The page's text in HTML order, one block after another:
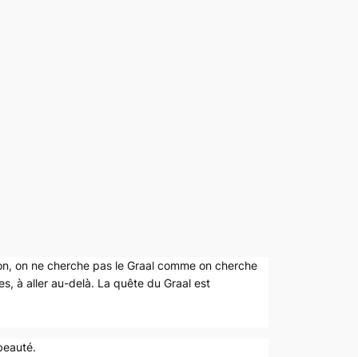
on ne cherche pas le Graal comme on cherche
à aller au-delà. La quête du Graal est